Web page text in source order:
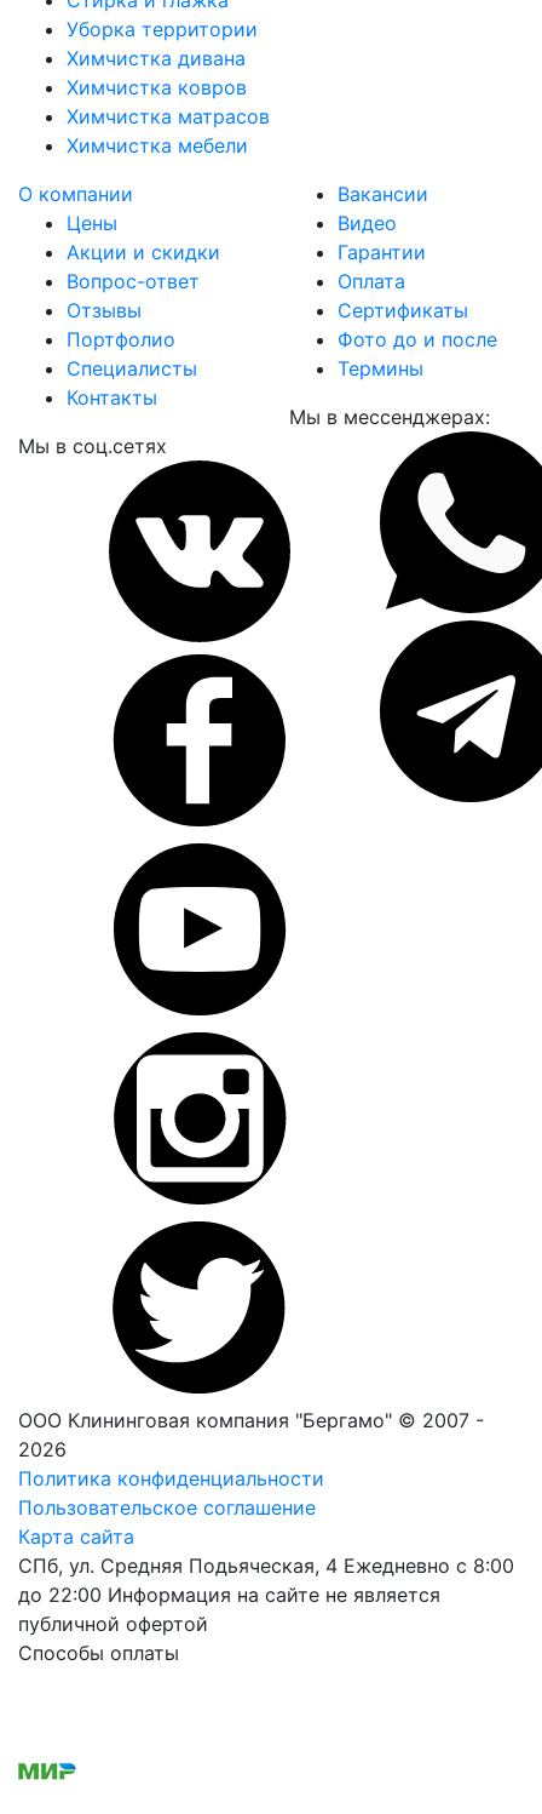
Уборка территории
Химчистка дивана
Химчистка ковров
Химчистка матрасов
Химчистка мебели
О компании
Цены
Акции и скидки
Вопрос-ответ
Отзывы
Портфолио
Специалисты
Контакты
Мы в соц.сетях
Вакансии
Видео
Гарантии
Оплата
Сертификаты
Фото до и после
Термины
Мы в мессенджерах:
ООО Клининговая компания "Бергамо" © 2007 -
2026
Политика конфиденциальности
Пользовательское соглашение
Карта сайта
СПб, ул. Средняя Подьяческая, 4 Ежедневно с 8:00
до 22:00 Информация на сайте не является
публичной офертой
Способы оплаты